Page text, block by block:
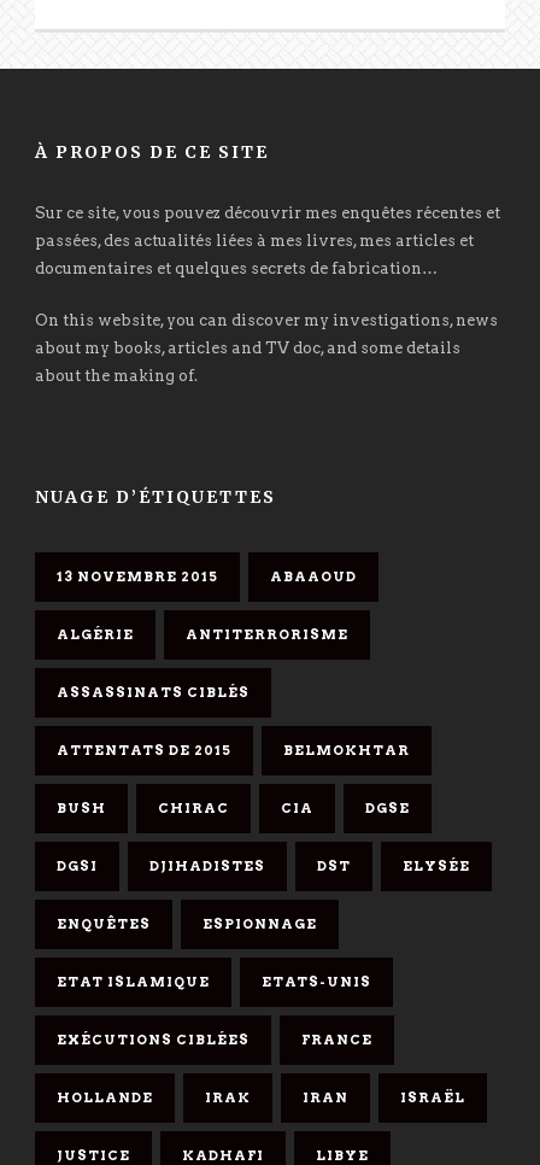
À PROPOS DE CE SITE
Sur ce site, vous pouvez découvrir mes enquêtes récentes et
passées, des actualités liées à mes livres, mes articles et
documentaires et quelques secrets de fabrication…
On this website, you can discover my investigations, news
about my books, articles and TV doc, and some details
about the making of.
NUAGE D’ÉTIQUETTES
13 NOVEMBRE 2015 ABAAOUD
ALGÉRIE ANTITERRORISME
ASSASSINATS CIBLÉS
ATTENTATS DE 2015 BELMOKHTAR
BUSH CHIRAC CIA DGSE
DGSI DJIHADISTES DST ELYSÉE
ENQUÊTES ESPIONNAGE
ETAT ISLAMIQUE ETATS-UNIS
EXÉCUTIONS CIBLÉES FRANCE
HOLLANDE IRAK IRAN ISRAËL
JUSTICE KADHAFI LIBYE